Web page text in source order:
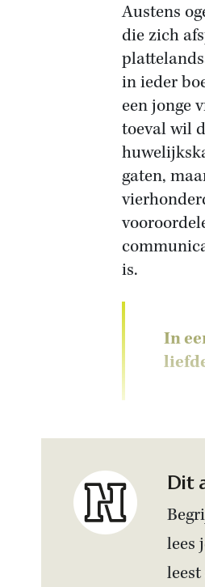
Austens
die zich
in ieder
een jonge
toeval wil
gaten,
is.
In
Dit
lees